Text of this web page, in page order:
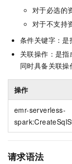
对于必选的
对于不支持
条件关键字：是
关联操作：是
同时具备关联操
操作
emr-serverless-
请求语法